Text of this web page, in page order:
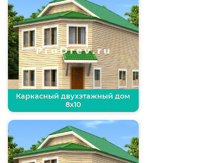
Каркасный двухэтажный дом
8х10